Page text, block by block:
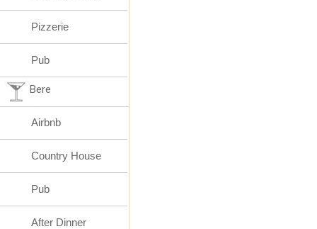
Pizzerie
Pub
Bere
Airbnb
Country House
Pub
After Dinner